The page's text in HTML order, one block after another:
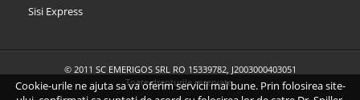
Cookie-urile ne ajuta sa va oferim servicii mai bune. Prin folosirea site-
Sisi Express
© 2011 SC EMERIGOS SRL RO 15339782, J2003000403051
Toate drepturile rezervate.